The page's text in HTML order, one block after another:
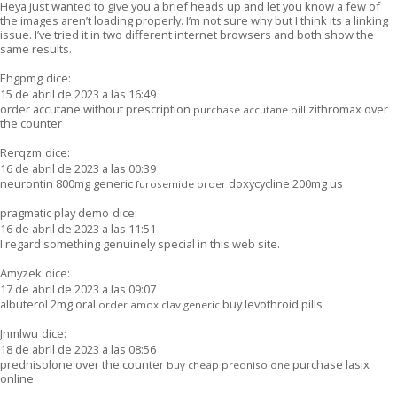
Heya just wanted to give you a brief heads up and let you know a few of
the images aren’t loading properly. I’m not sure why but I think its a linking
issue. I’ve tried it in two different internet browsers and both show the
same results.
Ehgpmg dice:
15 de abril de 2023 a las 16:49
order accutane without prescription purchase accutane pill zithromax over
the counter
Rerqzm dice:
16 de abril de 2023 a las 00:39
neurontin 800mg generic furosemide order doxycycline 200mg us
pragmatic play demo dice:
16 de abril de 2023 a las 11:51
I regard something genuinely special in this web site.
Amyzek dice:
17 de abril de 2023 a las 09:07
albuterol 2mg oral order amoxiclav generic buy levothroid pills
Jnmlwu dice:
18 de abril de 2023 a las 08:56
prednisolone over the counter buy cheap prednisolone purchase lasix
online